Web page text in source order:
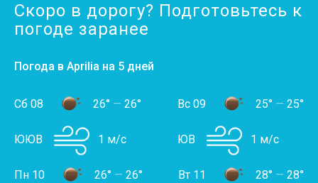
Скоро в дорогу? Подготовьтесь к
погоде заранее
Погода в Aprilia на 5 дней
Сб 08 26° — 26°
ЮЮВ 1 м/с
Вс 09 25° — 25°
ЮВ 1 м/с
Пн 10 26° — 26° Вт 11 28° — 28°